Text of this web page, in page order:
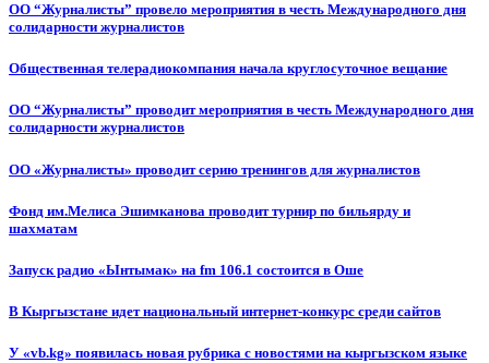
ОО “Журналисты” провело мероприятия в честь Международного дня
солидарности журналистов
Общественная телерадиокомпания начала круглосуточное вещание
ОО “Журналисты” проводит мероприятия в честь Международного дня
солидарности журналистов
ОО «Журналисты» проводит серию тренингов для журналистов
Фонд им.Мелиса Эшимканова проводит турнир по бильярду и
шахматам
Запуск радио «Ынтымак» на fm 106.1 состоится в Оше
В Кыргызстане идет национальный интернет-конкурс среди сайтов
У «vb.kg» появилась новая рубрика с новостями на кыргызском языке